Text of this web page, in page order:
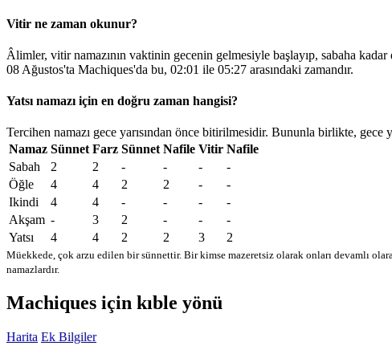
Vitir ne zaman okunur?
Âlimler, vitir namazının vaktinin gecenin gelmesiyle başlayıp, sabaha
08 Ağustos'ta Machiques'da bu, 02:01 ile 05:27 arasındaki zamandır.
Yatsı namazı için en doğru zaman hangisi?
Tercihen namazı gece yarısından önce bitirilmesidir. Bununla birlikte, gece
Namaz Sünnet Farz Sünnet Nafile Vitir Nafile
Sabah
2 2 - - -
-
Öğle
4 4 2 2 -
-
Ikindi
4 4 - - -
-
Akşam - 3 2 - -
-
Yatsı
4 4 2 2 3 2
Müekkede, çok arzu edilen bir sünnettir. Bir kimse mazeretsiz olarak onları devamlı
namazlardır.
Machiques için kıble yönü
Harita Ek Bilgiler